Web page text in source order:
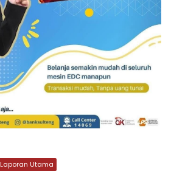
Laporan Utama